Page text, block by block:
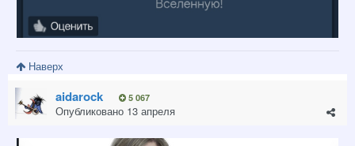
Наверх
aidarock 5 067
Опубликовано 13 апреля